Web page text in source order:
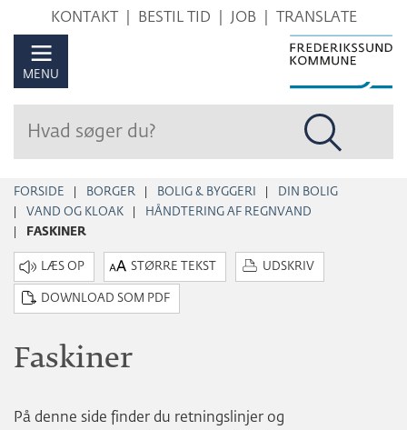
Hop
KONTAKT BESTIL TID JOB TRANSLATE
MENU
FORSIDE BORGER BOLIG & BYGGERI
DIN BOLIG
VAND OG KLOAK
HÅNDTERING AF REGNVAND
FASKINER
STØRRE TEKST UDSKRIV
DOWNLOAD SOM PDF
Faskiner
På denne side finder du retningslinjer og